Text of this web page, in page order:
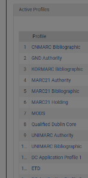
mit
Ausnahme-
Profilen
eines
eines